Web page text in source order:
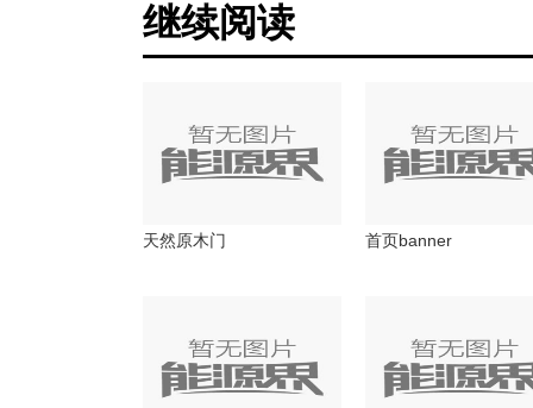
继续阅读
天然原木门 首页banner